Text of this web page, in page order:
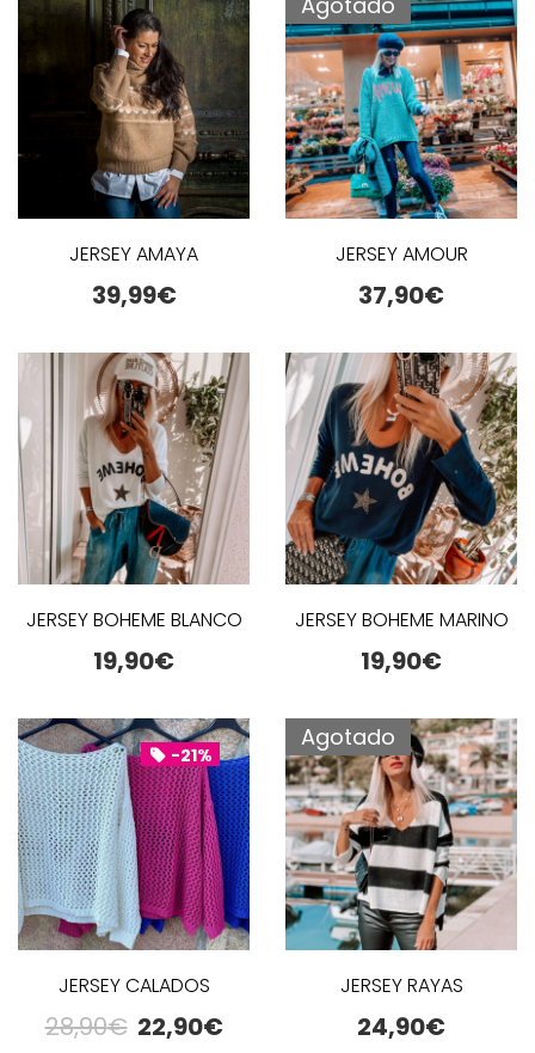
JERSEY AMAYA
39,99€
JERSEY AMOUR
37,90€
JERSEY BOHEME BLANCO
19,90€
JERSEY BOHEME MARINO
19,90€
-21%
JERSEY CALADOS
28,90€ 22,90€
Agotado
JERSEY RAYAS
24,90€